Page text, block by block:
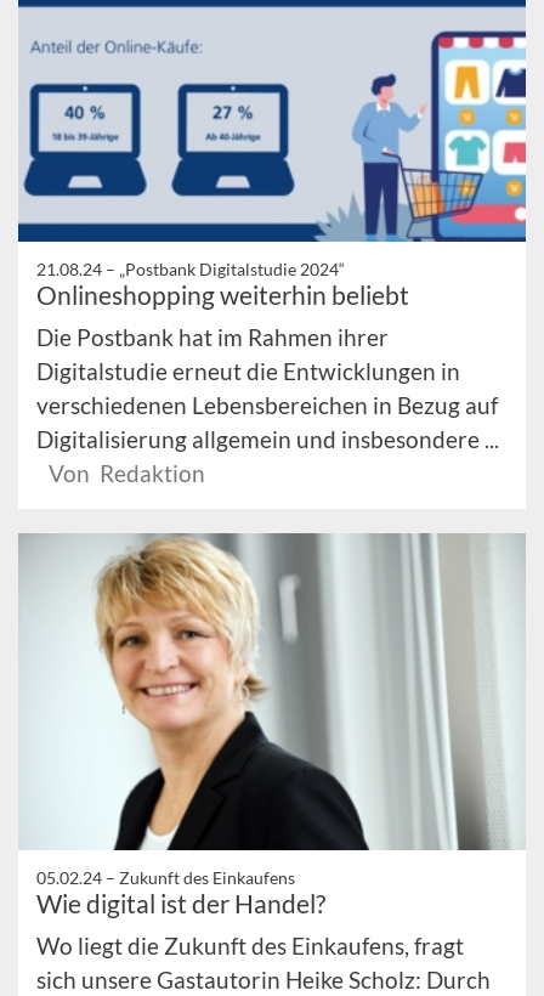
21.08.24 – „Postbank Digitalstudie 2024“
Onlineshopping weiterhin beliebt
Die Postbank hat im Rahmen ihrer
Digitalstudie erneut die Entwicklungen in
verschiedenen Lebensbereichen in Bezug auf
Digitalisierung allgemein und insbesondere ...
Von Redaktion
05.02.24 – Zukunft des Einkaufens
Wie digital ist der Handel?
Wo liegt die Zukunft des Einkaufens, fragt
sich unsere Gastautorin Heike Scholz: Durch